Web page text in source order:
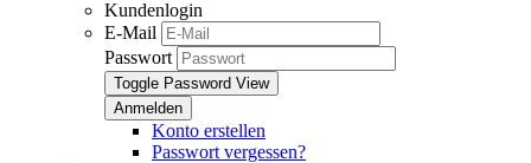
Kundenlogin
E-Mail
Passwort
Toggle Password View
Konto erstellen
Passwort vergessen?